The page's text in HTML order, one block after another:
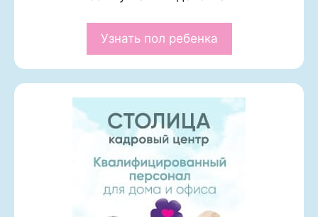
Узнать пол ребенка